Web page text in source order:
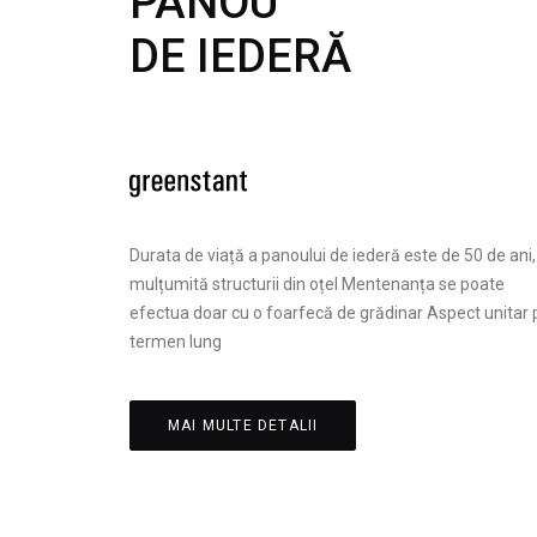
DE IEDERĂ
Durata de viață a panoului de iederă este de 50 de ani,
mulțumită structurii din oțel Mentenanța se poate
efectua doar cu o foarfecă de grădinar Aspect unitar
termen lung
MAI MULTE DETALII